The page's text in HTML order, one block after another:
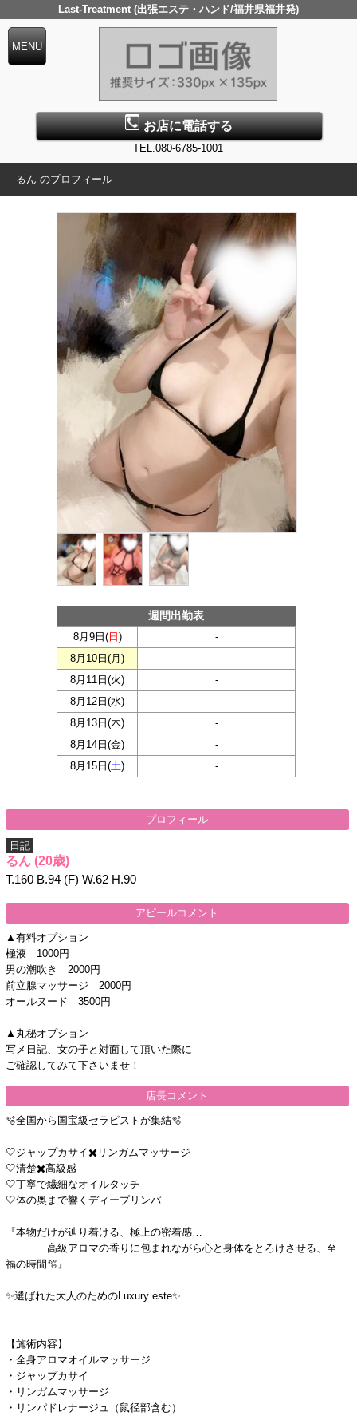
Last-Treatment (出張エステ・ハンド/福井県福井発)
お店に電話する
TEL.080-6785-1001
るん のプロフィール
週間出勤表
8月9日(日 )
-
8月10日( 月 )
-
8月11日(火)
-
8月12日(水)
-
8月13日(木)
-
8月14日(金)
-
8月15日(土) -
プロフィール
日記
るん (20歳)
T.160 B.94 (F) W.62 H.90
アピールコメント
▲有料オプション
極液 1000円
男の潮吹き 2000円
前立腺マッサージ 2000円
オールヌード 3500円
▲丸秘オプション
写メ日記、女の子と対面して頂いた際に
ご確認してみて下さいませ！
店長コメント
🫧全国から国宝級セラピストが集結🫧
🤍ジャップカサイ✖️リンガムマッサージ
🤍清楚✖️高級感
🤍丁寧で繊細なオイルタッチ
🤍体の奥まで響くディープリンパ
『本物だけが辿り着ける、極上の密着感…
高級アロマの香りに包まれながら心と身体をとろけさせる、至
福の時間🫧』
✨選ばれた大人のためのLuxury este✨
【施術内容】
・全身アロマオイルマッサージ
・ジャップカサイ
・リンガムマッサージ
・リンパドレナージュ（鼠径部含む）